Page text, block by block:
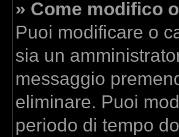
» Come modifico
Puoi modificare o
sia un
messaggio
eliminare. Puoi
periodo di tempo